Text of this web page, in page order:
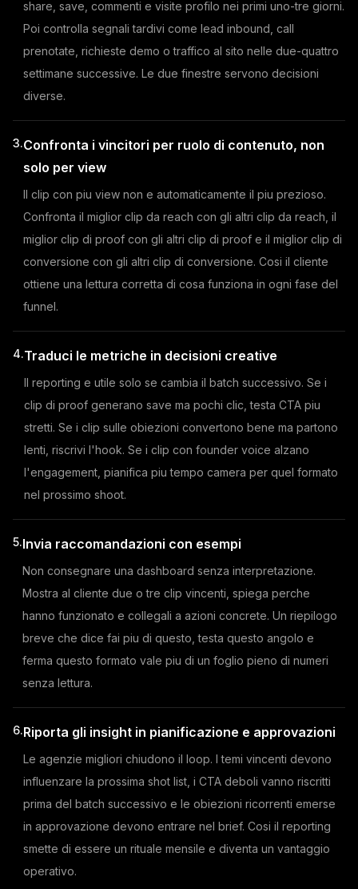
share, save, commenti e visite profilo nei primi uno-tre giorni.
Poi controlla segnali tardivi come lead inbound, call
prenotate, richieste demo o traffico al sito nelle due-quattro
settimane successive. Le due finestre servono decisioni
diverse.
3.Confronta i vincitori per ruolo di contenuto, non
solo per view
Il clip con piu view non e automaticamente il piu prezioso.
Confronta il miglior clip da reach con gli altri clip da reach, il
miglior clip di proof con gli altri clip di proof e il miglior clip di
conversione con gli altri clip di conversione. Cosi il cliente
ottiene una lettura corretta di cosa funziona in ogni fase del
funnel.
4.Traduci le metriche in decisioni creative
Il reporting e utile solo se cambia il batch successivo. Se i
clip di proof generano save ma pochi clic, testa CTA piu
stretti. Se i clip sulle obiezioni convertono bene ma partono
lenti, riscrivi l'hook. Se i clip con founder voice alzano
l'engagement, pianifica piu tempo camera per quel formato
nel prossimo shoot.
5.Invia raccomandazioni con esempi
Non consegnare una dashboard senza interpretazione.
Mostra al cliente due o tre clip vincenti, spiega perche
hanno funzionato e collegali a azioni concrete. Un riepilogo
breve che dice fai piu di questo, testa questo angolo e
ferma questo formato vale piu di un foglio pieno di numeri
senza lettura.
6.Riporta gli insight in pianificazione e approvazioni
Le agenzie migliori chiudono il loop. I temi vincenti devono
influenzare la prossima shot list, i CTA deboli vanno riscritti
prima del batch successivo e le obiezioni ricorrenti emerse
in approvazione devono entrare nel brief. Cosi il reporting
smette di essere un rituale mensile e diventa un vantaggio
operativo.